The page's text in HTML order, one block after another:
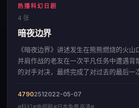
热播科幻日剧
4 张
暗夜边界
《暗夜边界》讲述发生在熊熊燃烧的火
并肩作战的老友在一次平凡任务中遭遇背
的对手对决，最终完成了对过去的最后一
47902512022-05-07